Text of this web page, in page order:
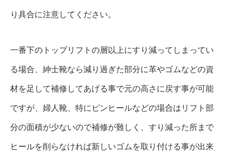
り具合に注意してください。
一番下のトップリフトの層以上にすり減ってしまってい
る場合、紳士靴なら減り過ぎた部分に革やゴムなどの資
材を足して補修してあげる事で元の高さに戻す事が可能
ですが、婦人靴、特にピンヒールなどの場合はリフト部
分の面積が少ないので補修が難しく、すり減った所まで
ヒールを削らなければ新しいゴムを取り付ける事が出来